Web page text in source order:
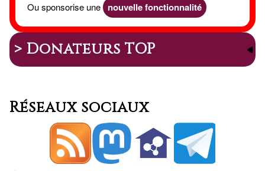
Ou sponsorise une nouvelle fonctionnalité
> Donateurs TOP
Réseaux sociaux